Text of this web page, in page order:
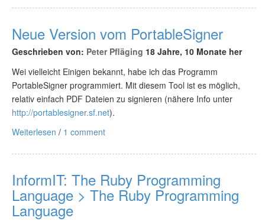
Neue Version vom PortableSigner
Geschrieben von: Peter Pfläging 18 Jahre, 10 Monate her
Wei vielleicht Einigen bekannt, habe ich das Programm
PortableSigner programmiert. Mit diesem Tool ist es möglich,
relativ einfach PDF Dateien zu signieren (nähere Info unter
http://portablesigner.sf.net).
Weiterlesen / 1 comment
InformIT: The Ruby Programming
Language > The Ruby Programming
Language